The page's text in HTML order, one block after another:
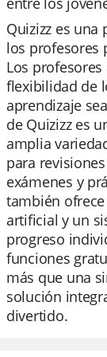
Quizizz es
los profesores
Los
flexibilidad de
aprendizaje
de Quizizz es
amplia
para
exámenes y
también
artificial y un
progreso
funciones
más que una
solución
divertido.